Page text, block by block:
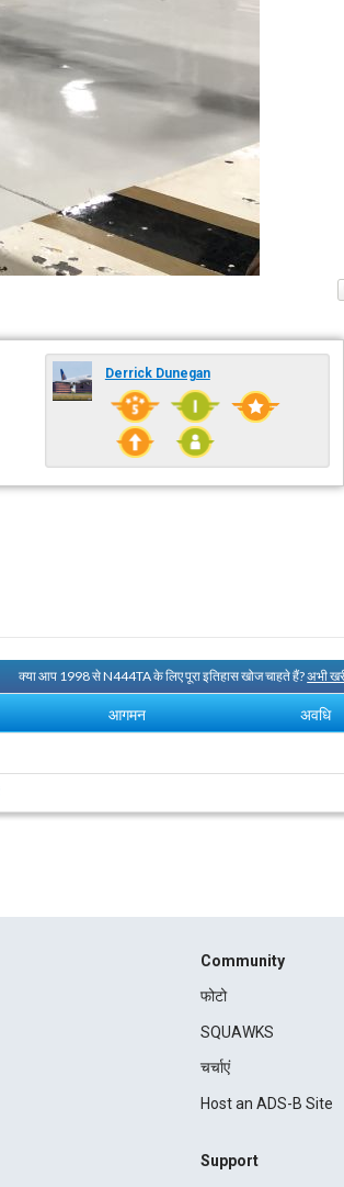
Derrick Dunegan
क्या आप 1998 से N444TA के लिए पूरा इतिहास खोज चाहते हैं?अभी
आगमन अवधि
Community
फोटो
SQUAWKS
चर्चाएं
Host an ADS-B Site
Support